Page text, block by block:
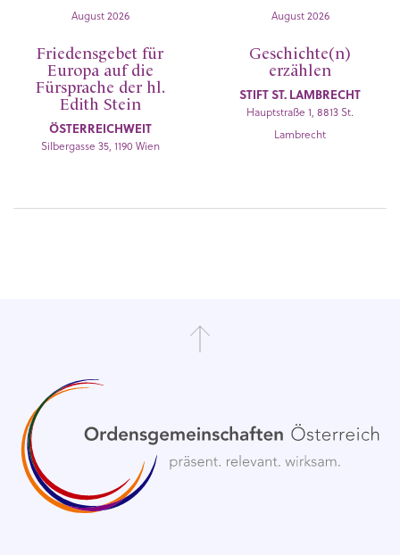
August 2026
Friedensgebet für
Europa auf die
Fürsprache der hl.
Edith Stein
ÖSTERREICHWEIT
Silbergasse 35, 1190 Wien
August 2026
Geschichte(n)
erzählen
STIFT ST. LAMBRECHT
Hauptstraße 1, 8813 St.
Lambrecht